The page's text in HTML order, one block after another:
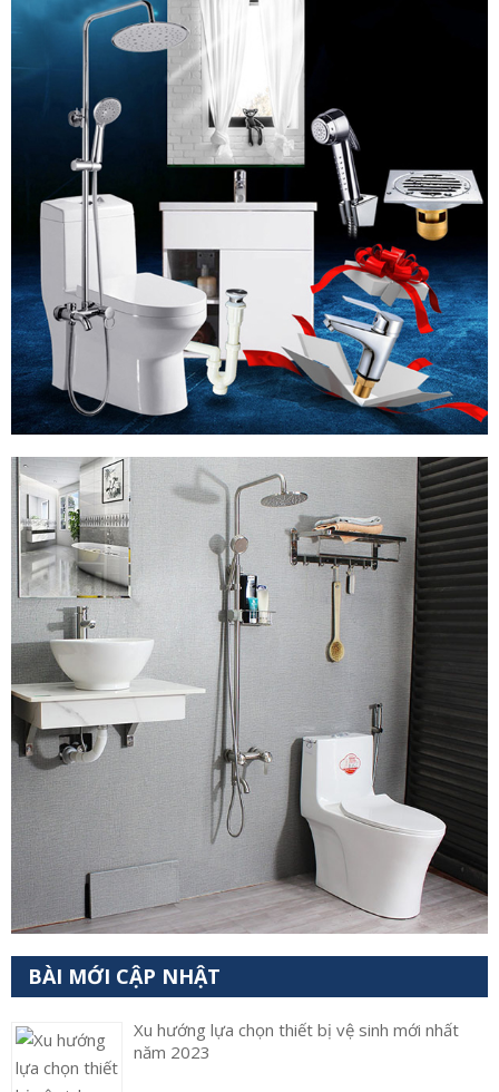
BÀI MỚI CẬP NHẬT
Xu hướng lựa chọn thiết bị vệ sinh mới nhất
năm 2023